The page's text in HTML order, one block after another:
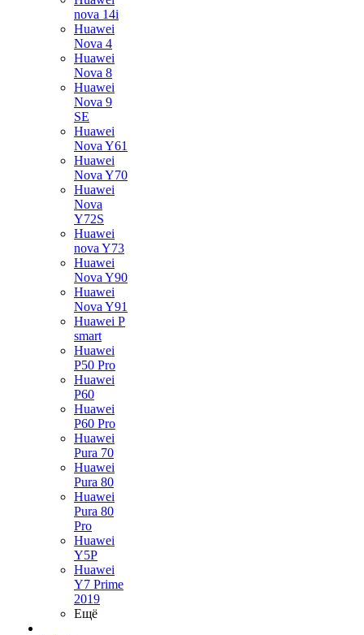
nova 14i
Huawei
Nova 4
Huawei
Nova 8
Huawei
Nova 9
SE
Huawei
Nova Y61
Huawei
Nova Y70
Huawei
Nova
Y72S
Huawei
nova Y73
Huawei
Nova Y90
Huawei
Nova Y91
Huawei P
smart
Huawei
P50 Pro
Huawei
P60
Huawei
P60 Pro
Huawei
Pura 70
Huawei
Pura 80
Huawei
Pura 80
Pro
Huawei
Y5P
Huawei
Y7 Prime
2019
Ещё